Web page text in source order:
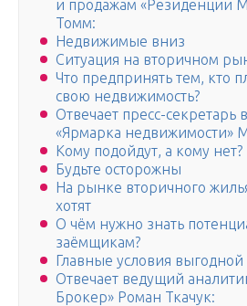
и продажам «Резиденции
Томм:
Недвижимые вниз
Ситуация на вторичном
Что предпринять тем, кто
свою недвижимость?
Отвечает пресс-секретарь
«Ярмарка недвижимости»
Кому подойдут, а кому нет?
Будьте осторожны
На рынке вторичного
хотят
О чём нужно знать
заёмщикам?
Главные условия выгодной
Отвечает ведущий
Брокер» Роман Ткачук: